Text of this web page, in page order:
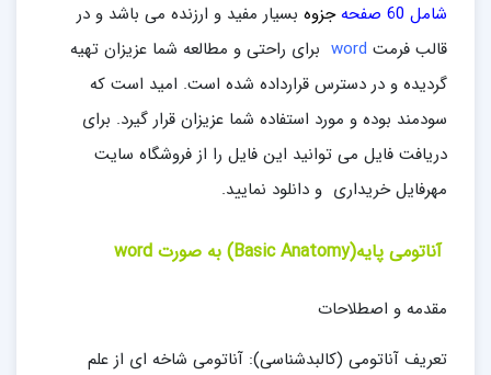
شامل 60 صفحه
جزوه بسیار مفید و ارزنده می باشد و در
قالب فرمت
برای راحتی و مطالعه شما عزیزان تهیه
گردیده و در دسترس قرارداده شده است. امید است که
سودمند بوده و مورد استفاده شما عزیزان قرار گیرد. برای
دریافت فایل می توانید این فایل را از فروشگاه سایت
مهرفایل خریداری و دانلود نمایید.
آناتومی پایه(Basic Anatomy) به صورت word
مقدمه و اصطلاحات
تعریف آناتومی (کالبدشناسی): آناتومی شاخه ای از علم